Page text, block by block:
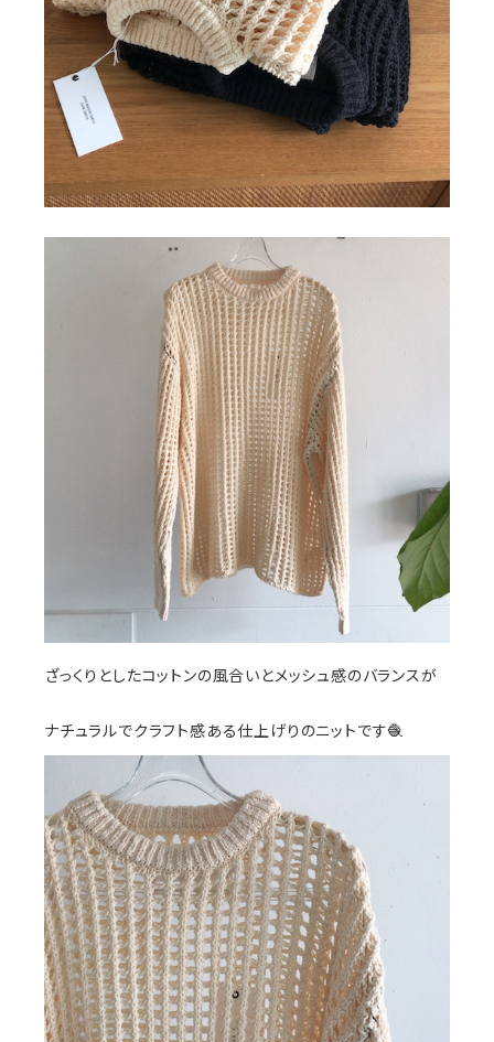
ざっくりとしたコットンの風合いとメッシュ感のバランスが
ナチュラルでクラフト感ある仕上げりのニットです🧶